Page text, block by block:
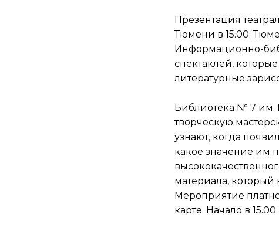
Презентация
Тюмени в 15.00.
Информационно-
спектаклей,
литературные
Библиотека № 7 им.
творческую
узнают, когда
какое значение им
материала,
Мероприятие
карте. Начало в 15.00.